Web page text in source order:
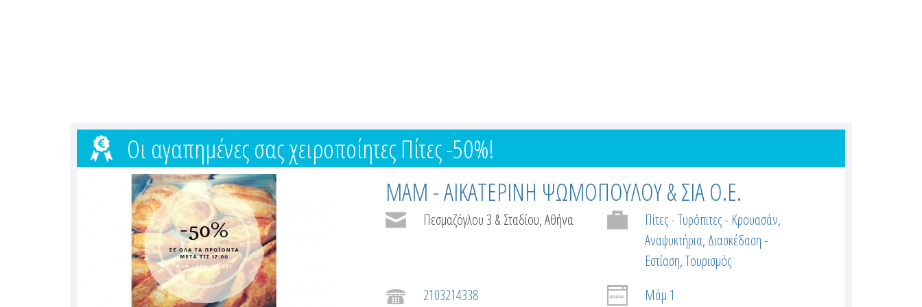
Οι αγαπημένες σας χειροποίητες Πίτες -50%!
ΜΑΜ - ΑΙΚΑΤΕΡΙΝΗ ΨΩΜΟΠΟΥΛΟΥ & ΣΙΑ Ο.Ε.
Πεσμαζόγλου 3 & Σταδίου, Αθήνα
Πίτες - Τυρόπιτες - Κρουασάν
Αναψυκτήρια Διασκέδαση -
Εστίαση Τουρισμός
2103214338
Μάμ 1